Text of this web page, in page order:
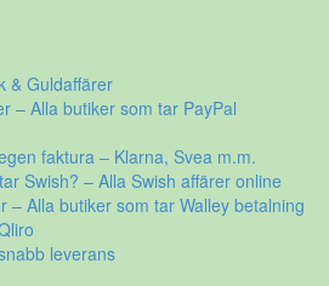
& Guldaffärer
– Alla butiker som tar PayPal
faktura – Klarna, Svea m.m.
Swish? – Alla Swish affärer online
– Alla butiker som tar Walley betalning
leverans